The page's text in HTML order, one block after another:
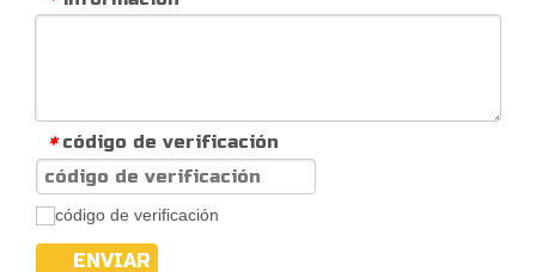
* código de verificación
ENVIAR